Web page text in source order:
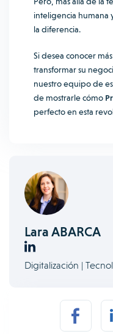
inteligencia humana
la diferencia.
Si desea conocer
transformar su
nuestro equipo de
de mostrarle cómo
perfecto en esta
Lara ABARCA
Digitalización |